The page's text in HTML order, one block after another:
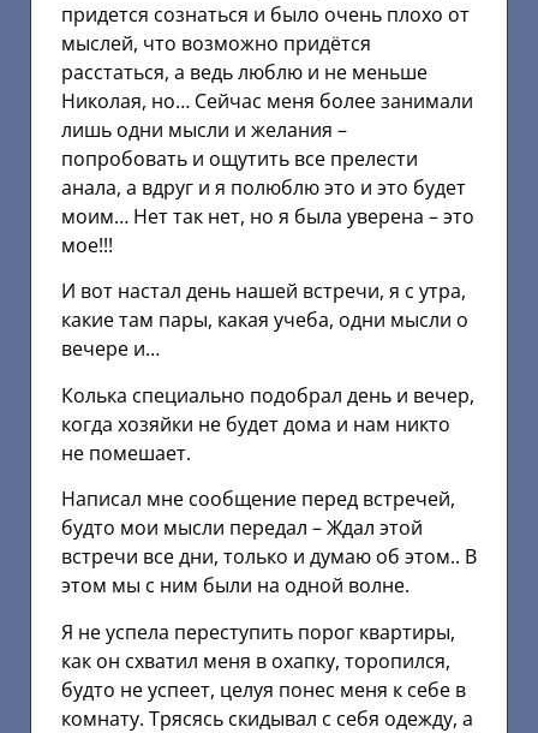
придется сознаться и было очень плохо от
мыслей, что возможно придётся
расстаться, а ведь люблю и не меньше
Николая, но… Сейчас меня более занимали
лишь одни мысли и желания –
попробовать и ощутить все прелести
анала, а вдруг и я полюблю это и это будет
моим… Нет так нет, но я была уверена – это
мое!!!
И вот настал день нашей встречи, я с утра,
какие там пары, какая учеба, одни мысли о
вечере и…
Колька специально подобрал день и вечер,
когда хозяйки не будет дома и нам никто
не помешает.
Написал мне сообщение перед встречей,
будто мои мысли передал – Ждал этой
встречи все дни, только и думаю об этом.. В
этом мы с ним были на одной волне.
Я не успела переступить порог квартиры,
как он схватил меня в охапку, торопился,
будто не успеет, целуя понес меня к себе в
комнату. Трясясь скидывал с себя одежду, а